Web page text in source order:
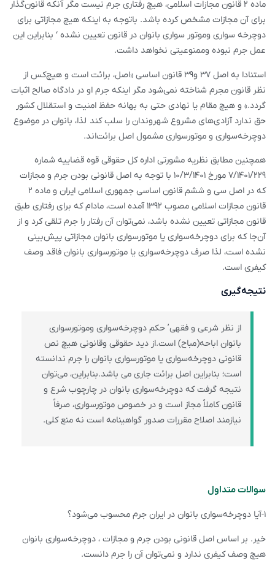
ماده ۲ قانون مجازات اسلامی، هیچ رفتاری جرم نیست مگر آنکه قانون‌گذار
برای آن مجازات مشخص کرده باشد. باتوجه به اینکه هیچ مجازاتی برای
دوچرخه سواری وموتور سواری بانوان در قانون تعیین نشده ‘ بنابراین این
عمل جرم نبوده وممنوعیتی نخواهد داشت.
استنادا به اصل ۳۷ و۳۹ قانون اساسی «اصل، برائت است و هیچ‌کس از
نظر قانون مجرم شناخته نمی‌شود مگر اینکه جرم او در دادگاه صالح اثبات
گردد.» و هیچ مقام یا نهادی حتی به بهانه حفظ امنیت و استقلال کشور
حق ندارد آزادی‌های مشروع شهروندان را سلب کند لذا، بانوان در موضوع
دوچرخه‌سواری و موتورسواری مشمول اصل برائت‌اند.
همچنین مطابق نظریه مشورتی اداره کل حقوقی قوه قضاییه شماره
۷/۱۴۰۱/۲۲۹ مورخ ۱۰/۳/۱۴۰۱ با توجه به اصل قانونی بودن جرم و مجازات
که در اصل سی و ششم قانون اساسی جمهوری اسلامی ایران و ماده ۲
قانون مجازات اسلامی مصوب ۱۳۹۲ آمده است، مادام که برای رفتاری طبق
قانون مجازاتی تعیین نشده باشد، نمی‌توان آن رفتار را جرم تلقی کرد و از
آن‌جا که برای دوچرخه‌سواری یا موتورسواری بانوان مجازاتی پیش‌‌بینی
نشده است، لذا صرف دوچرخه‌سواری یا موتورسواری بانوان فاقد وصف
کیفری است.
نتیجه‌گیری
از نظر شرعی و فقهی’ حکم دوچرخه‌سواری وموتورسواری
بانوان اباحه(مباح) است.از دید حقوقی وقانونی هیچ نص
قانونی دوچرخه‌سواری یا موتورسواری بانوان را جرم ندانسته
است؛ بنابراین اصل برائت جاری می باشد.بنابراین، می‌توان
نتیجه گرفت که دوچرخه‌سواری بانوان در چارچوب شرع و
قانون کاملاً مجاز است و در خصوص موتورسواری، صرفاً
نیازمند اصلاح مقررات صدور گواهینامه است نه منع کلی.
سوالات متداول
۱-آیا دوچرخه‌سواری بانوان در ایران جرم محسوب می‌شود؟
خیر. بر اساس اصل قانونی بودن جرم و مجازات ، دوچرخه‌سواری بانوان
هیچ وصف کیفری ندارد و نمی‌توان آن را جرم دانست.